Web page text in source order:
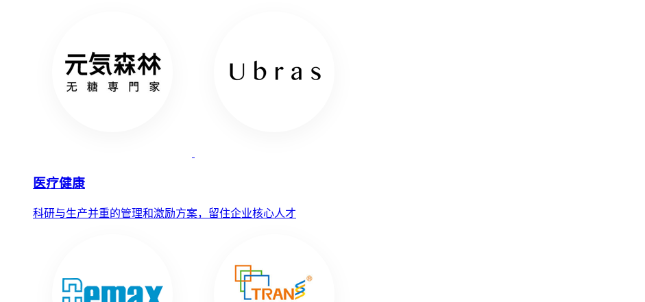
医疗健康
科研与生产并重的管理和激励方案，留住企业核心人才